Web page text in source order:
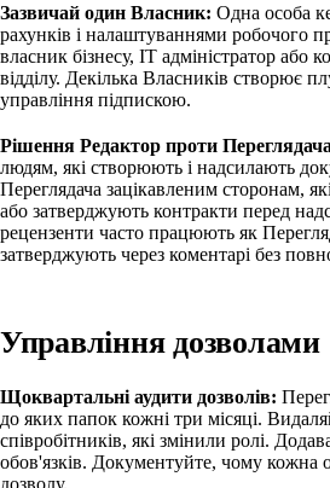
Зазвичай один Власник: Одна особа
рахунків і налаштуваннями робочого
власник бізнесу, IT адміністратор або
відділу. Декілька Власників створює
управління підпискою.
Рішення Редактор проти
людям, які створюють і надсилають
Переглядача зацікавленим сторонам,
або затверджують контракти перед
рецензенти часто працюють як
затверджують через коментарі без
Управління дозволами
Щоквартальні аудити дозволів:
до яких папок кожні три місяці.
співробітників, які змінили ролі.
обов'язків. Документуйте, чому кожна
дозволу.